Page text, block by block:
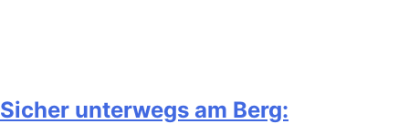
Sicher unterwegs am Berg: